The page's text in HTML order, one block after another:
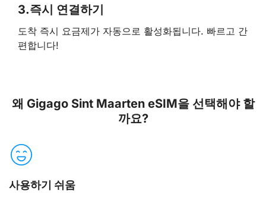
3.즉시 연결하기
도착 즉시 요금제가 자동으로 활성화됩니다. 빠르고 간
편합니다!
왜 Gigago Sint Maarten eSIM을 선택해야 할
까요?
사용하기 쉬움